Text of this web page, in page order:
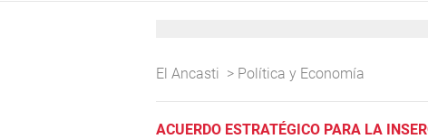
El Ancasti > Política y Economía
ACUERDO ESTRATÉGICO PARA LA